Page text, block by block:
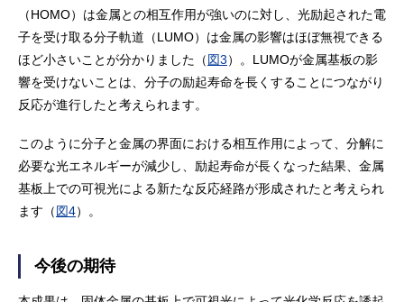
（HOMO）は金属との相互作用が強いのに対し、光励起された電
子を受け取る分子軌道（LUMO）は金属の影響はほぼ無視できる
ほど小さいことが分かりました（図3）。LUMOが金属基板の影
響を受けないことは、分子の励起寿命を長くすることにつながり
反応が進行したと考えられます。
このように分子と金属の界面における相互作用によって、分解に
必要な光エネルギーが減少し、励起寿命が長くなった結果、金属
基板上での可視光による新たな反応経路が形成されたと考えられ
ます（図4）。
今後の期待